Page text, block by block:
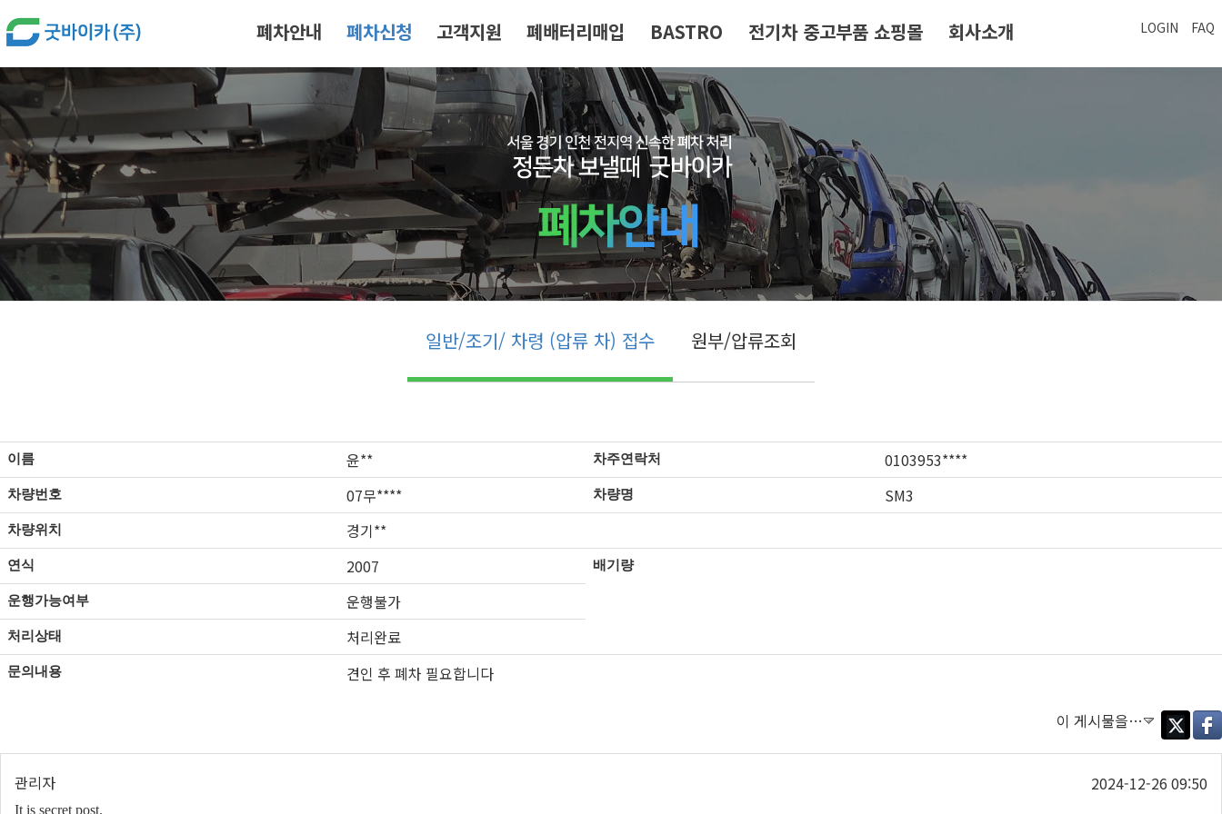
LOGIN FAQ
폐차안내 폐차신청 고객지원 폐배터리매입 BASTRO 전기차 중고부품 쇼핑몰 회사소개
일반/조기/ 차령 (압류 차) 접수 원부/압류조회
이름 윤** 차주연락처 0103953****
차량번호 07무**** 차량명 SM3
차량위치 경기**
연식 2007 배기량
운행가능여부 운행불가
처리상태 처리완료
문의내용 견인 후 폐차 필요합니다
이 게시물을…
Twitter
관리자 2024-12-26 09:50
It is secret post.